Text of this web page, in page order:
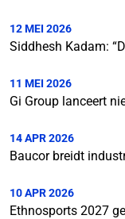
12 MEI 2026
Siddhesh Kadam:
11 MEI 2026
Gi Group lanceert
14 APR 2026
Baucor breidt
10 APR 2026
Ethnosports 2027